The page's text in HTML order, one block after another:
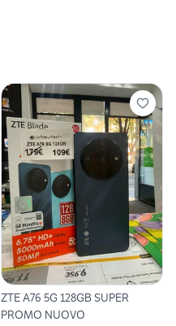
ZTE A76 5G 128GB SUPER
PROMO NUOVO